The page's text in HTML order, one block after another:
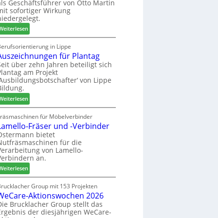
m
-
S
o
t
i
m
e
n
t
g
l
ä
d
t
z
u
m
T
r
f
f
e
i
n
Geschäftsführer von Otto Martin
sofortiger Wirkung
:
M
a
r
t
i
n
N
e
u
e
r
G
e
s
c
h
ä
f
t
s
in Lippe
für Plantag
über zehn Jahren beteiligt sich
am Projekt
von Lippe
:
A
u
s
z
e
i
c
h
n
u
n
g
e
für Möbelverbinder
Fräser und -Verbinder
bietet
für die
von Lamello-
an.
:
L
a
m
e
l
Group mit 153 Projekten
Aktionswochen 2026
Brucklacher Group stellt das
der diesjährigen WeCare-